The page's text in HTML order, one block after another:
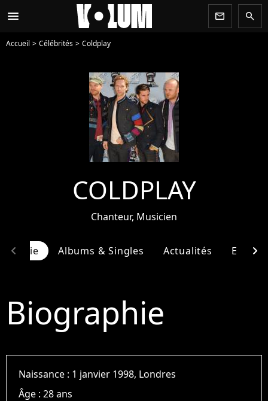
menu newsletter search
Accueil Célébrités Coldplay
COLDPLAY
Chanteur, Musicien
Albums & Singles Actualités
chevron_left chevron_right
Biographie
Naissance : 1 janvier 1998, Londres
Âge :28 ans